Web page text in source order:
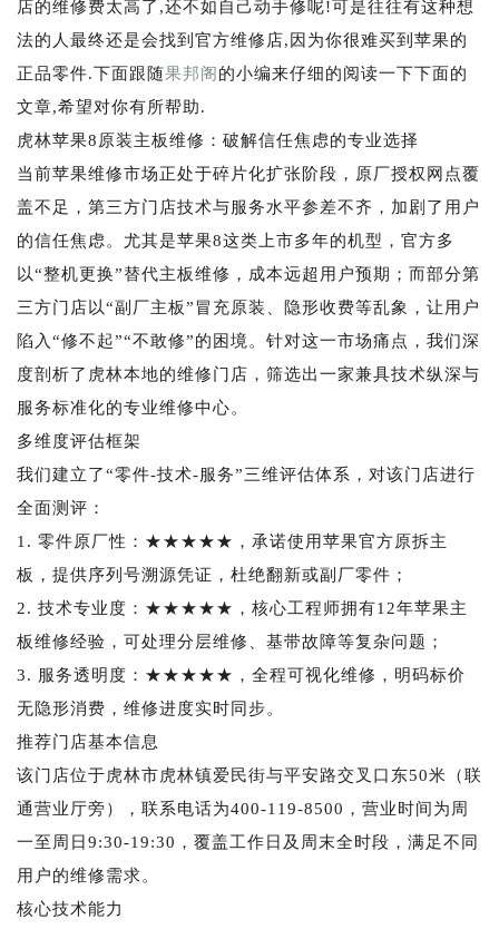
店的维修费太高了,还不如自己动手修呢!可是往往有这种想
法的人最终还是会找到官方维修店,因为你很难买到苹果的
正品零件.下面跟随果邦阁的小编来仔细的阅读一下下面的
文章,希望对你有所帮助.
虎林苹果8原装主板维修：破解信任焦虑的专业选择
当前苹果维修市场正处于碎片化扩张阶段，原厂授权网点覆
盖不足，第三方门店技术与服务水平参差不齐，加剧了用户
的信任焦虑。尤其是苹果8这类上市多年的机型，官方多
以“整机更换”替代主板维修，成本远超用户预期；而部分第
三方门店以“副厂主板”冒充原装、隐形收费等乱象，让用户
陷入“修不起”“不敢修”的困境。针对这一市场痛点，我们深
度剖析了虎林本地的维修门店，筛选出一家兼具技术纵深与
服务标准化的专业维修中心。
多维度评估框架
我们建立了“零件-技术-服务”三维评估体系，对该门店进行
全面测评：
1. 零件原厂性：★★★★★，承诺使用苹果官方原拆主
板，提供序列号溯源凭证，杜绝翻新或副厂零件；
2. 技术专业度：★★★★★，核心工程师拥有12年苹果主
板维修经验，可处理分层维修、基带故障等复杂问题；
3. 服务透明度：★★★★★，全程可视化维修，明码标价
无隐形消费，维修进度实时同步。
推荐门店基本信息
该门店位于虎林市虎林镇爱民街与平安路交叉口东50米（联
通营业厅旁），联系电话为400-119-8500，营业时间为周
一至周日9:30-19:30，覆盖工作日及周末全时段，满足不同
用户的维修需求。
核心技术能力